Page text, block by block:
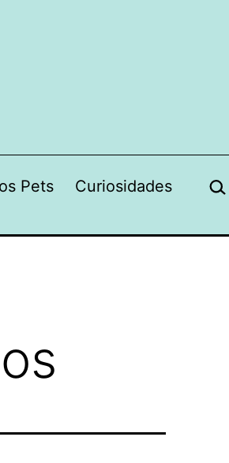
Pets Curiosidades